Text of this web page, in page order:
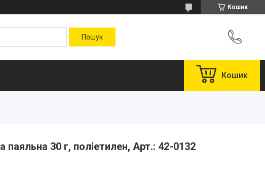
Кошик
Кошик
паяльна 30 г, поліетилен, Арт.: 42-0132